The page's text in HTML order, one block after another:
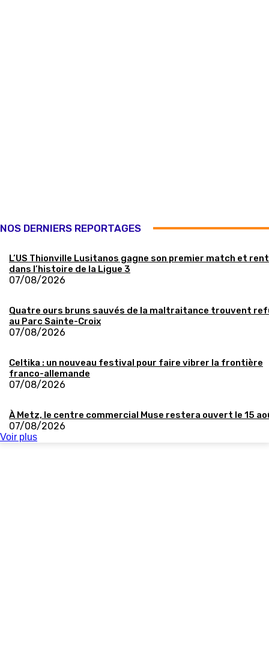
NOS DERNIERS REPORTAGES
L’US Thionville Lusitanos gagne son premier match et
dans l’histoire de la Ligue 3
07/08/2026
Quatre ours bruns sauvés de la maltraitance trouvent
au Parc Sainte-Croix
07/08/2026
Celtika : un nouveau festival pour faire vibrer la frontière
franco-allemande
07/08/2026
À Metz, le centre commercial Muse restera ouvert le 15
07/08/2026
Voir plus